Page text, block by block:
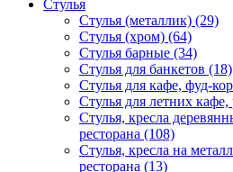
Стулья
Стулья (металлик) (29)
Стулья (хром) (64)
Стулья барные (34)
Стулья для банкетов (18)
Стулья для кафе, фуд-
Стулья для летних кафе,
Стулья, кресла
ресторана (108)
Стулья, кресла на
ресторана (13)